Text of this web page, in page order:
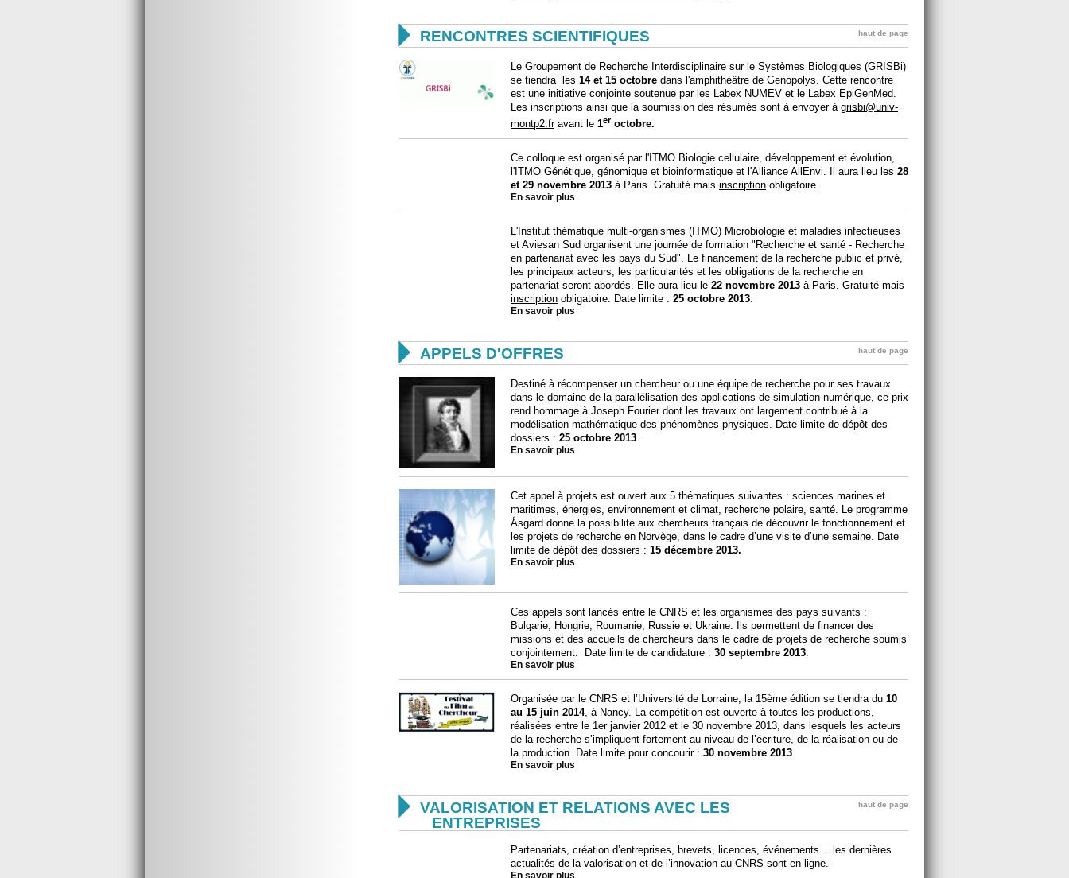
 RENCONTRES SCIENTIFIQUES haut de page
Le Groupement de Recherche Interdisciplinaire sur le Systèmes Biologiques (GRISBi)
se tiendra les 14 et 15 octobre dans l'amphithéâtre de Genopolys. Cette rencontre
est une initiative conjointe soutenue par les Labex NUMEV et le Labex EpiGenMed.
Les inscriptions ainsi que la soumission des résumés sont à envoyer à grisbi@univ-
montp2.fravant le 1er octobre.
Ce colloque est organisé par l'ITMO Biologie cellulaire, développement et évolution,
l'ITMO Génétique, génomique et bioinformatique et l'Alliance AllEnvi. Il aura lieu les 28
et 29 novembre 2013 à Paris. Gratuité mais inscription obligatoire.
En savoir plus
L'Institut thématique multi-organismes (ITMO) Microbiologie et maladies infectieuses
et Aviesan Sud organisent une journée de formation "Recherche et santé - Recherche
en partenariat avec les pays du Sud". Le financement de la recherche public et privé,
les principaux acteurs, les particularités et les obligations de la recherche en
partenariat seront abordés. Elle aura lieu le 22 novembre 2013 à Paris. Gratuité mais
inscription obligatoire. Date limite : 25 octobre 2013.
En savoir plus
 APPELS D'OFFRES haut de page
Destiné à récompenser un chercheur ou une équipe de recherche pour ses travaux
dans le domaine de la parallélisation des applications de simulation numérique, ce prix
rend hommage à Joseph Fourier dont les travaux ont largement contribué à la
modélisation mathématique des phénomènes physiques. Date limite de dépôt des
dossiers : 25 octobre 2013.
En savoir plus
Cet appel à projets est ouvert aux 5 thématiques suivantes : sciences marines et
maritimes, énergies, environnement et climat, recherche polaire, santé. Le programme
Åsgard donne la possibilité aux chercheurs français de découvrir le fonctionnement et
les projets de recherche en Norvège, dans le cadre d’une visite d’une semaine. Date
limite de dépôt des dossiers : 15 décembre 2013.
En savoir plus
Ces appels sont lancés entre le CNRS et les organismes des pays suivants :
Bulgarie, Hongrie, Roumanie, Russie et Ukraine. Ils permettent de financer des
missions et des accueils de chercheurs dans le cadre de projets de recherche soumis
conjointement. Date limite de candidature : 30 septembre 2013.
En savoir plus
Organisée par le CNRS et l’Université de Lorraine, la 15ème édition se tiendra du 10
au 15 juin 2014, à Nancy. La compétition est ouverte à toutes les productions,
réalisées entre le 1er janvier 2012 et le 30 novembre 2013, dans lesquels les acteurs
de la recherche s’impliquent fortement au niveau de l’écriture, de la réalisation ou de
la production. Date limite pour concourir : 30 novembre 2013.
En savoir plus
 VALORISATION ET RELATIONS AVEC LES
ENTREPRISES
haut de page
Partenariats, création d’entreprises, brevets, licences, événements… les dernières
actualités de la valorisation et de l’innovation au CNRS sont en ligne.
En savoir plus